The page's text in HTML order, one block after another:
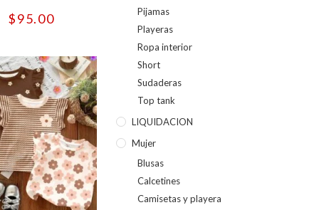
la
$95.00
Pijamas
Playeras
Ropa interior
Short
Sudaderas
Top tank
LIQUIDACION
Mujer
Blusas
Calcetines
Camisetas y playera